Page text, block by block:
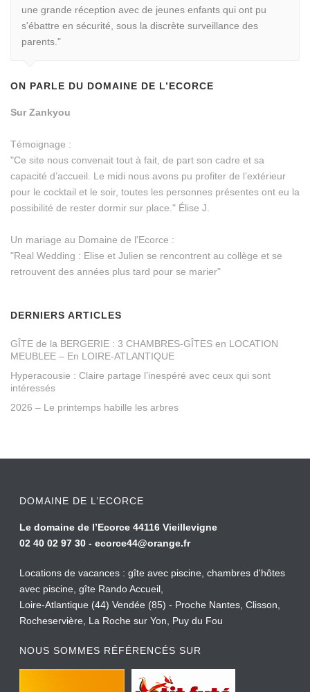
une grande réception avec de jeunes enfants qui ont pu
s'ébattre en sécurité, sous la discrète surveillance des
parents."
ON PARLE DU DOMAINE DE L’ECORCE
Sur Zankyou
Témoignage :
"Ce site nous convenait tout à fait, de part son cadre et sa
capacité d’accueil. Le midi nous avons pu profiter de l’extérieur
pour le cocktail et le soir, toutes les personnes présentes ont eu la
possibilité de rester dormir sur place." Élise J.
Un mariage au Domaine de l'Ecorce :
"Real Wedding : Elise et Julien se rencontrent au collège et se
retrouvent des années plus tard pour se marier"
DERNIERS ARTICLES
GÎTE de la BERGERIE : 3 CHAMBRES-GÎTES en LOCATION
MEUBLEE – En LOIRE-ATLANTIQUE
Hyperacousie : Claire partage l’inespéré avec ceux qui sont
intéressés
2026 – Le printemps habille les arbres
DOMAINE DE L’ECORCE
Le domaine de l’Ecorce 44116 Vieillevigne
02 40 02 97 30 -ecorce44@orange.fr
Locations de vacances : gîte avec piscine, chambres d'hôtes
avec piscine, gîte Rando Accueil,
Loire-Atlantique (44) Vendée (85) - Proche Nantes, Clisson,
Rocheservière, La Roche sur Yon, Puy du Fou
NOUS SOMMES RÉFÉRENCÉS SUR